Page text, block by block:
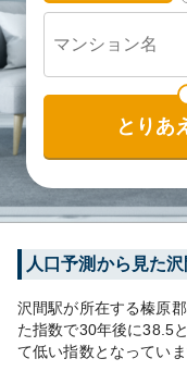
とりあ
人口予測から見た
沢間駅が所在する榛原
た指数で30年後に38.5
て低い指数となっていま